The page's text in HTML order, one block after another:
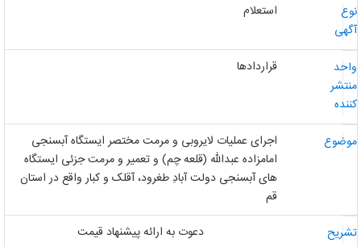
استعلام
قراردادها
اجرای عملیات لایروبی و مرمت مختصر ایستگاه آبسنجی
امامزاده عبدالله (قلعه چم) و تعمیر و مرمت جزئی ایستگاه
های آبسنجی دولت آبادِ طغرود، آقلک و کبار واقع در استان
قم
دعوت به ارائه پیشنهاد قیمت